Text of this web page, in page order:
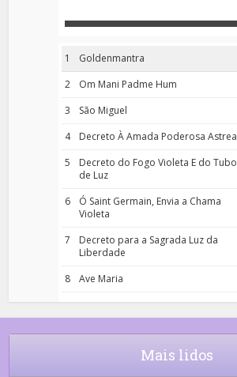
1
Goldenmantra
2
Om Mani Padme Hum
3
São Miguel
4
Decreto À Amada Poderosa Astrea
5
Decreto do Fogo Violeta E do Tubo
de Luz
6
Ó Saint Germain, Envia a Chama
Violeta
7
Decreto para a Sagrada Luz da
Liberdade
8
Ave Maria
9
Rosário da Criança
10 Decreto 50.03 – Diante da Vossa
Mais lidos